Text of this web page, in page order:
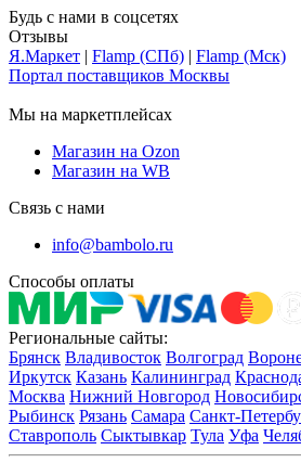
Будь с нами в соцсетях
Отзывы
Я.Маркет | Flamp (СПб) | Flamp (Мск)
Портал поставщиков Москвы
Мы на маркетплейсах
Магазин на Ozon
Магазин на WB
Связь с нами
info@bambolo.ru
Способы оплаты
Региональные сайты:
Брянск Владивосток Волгоград
Иркутск Казань Калининград
Москва Нижний Новгород
Рыбинск Рязань Самара Санкт-
Ставрополь Сыктывкар Тула Уфа